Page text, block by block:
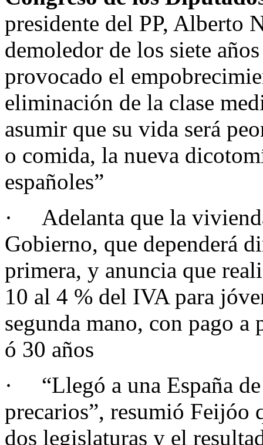
presidente del PP, Alberto
demoledor de los siete
provocado el
eliminación de la clase
asumir que su vida será
o comida, la nueva
españoles”
· Adelanta que la
Gobierno, que dependerá
primera, y anuncia que
10 al 4 % del IVA para
segunda mano, con pago
ó 30 años
· “Llegó a una España
precarios”, resumió Feijóo
dos legislaturas y el